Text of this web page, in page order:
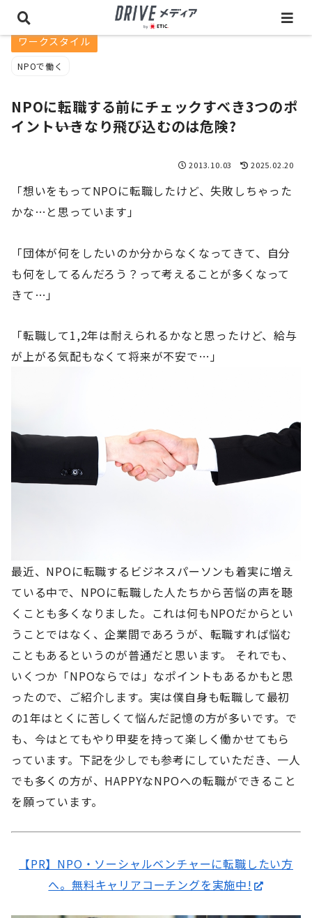
ワークスタイル
NPOで働く
NPOに転職する前にチェックすべき3つのポ
イント――いきなり飛び込むのは危険?
2013.10.03 2025.02.20
「想いをもってNPOに転職したけど、失敗しちゃった
かな…と思っています」
「団体が何をしたいのか分からなくなってきて、自分
も何をしてるんだろう？って考えることが多くなって
きて…」
「転職して1,2年は耐えられるかなと思ったけど、給与
が上がる気配もなくて将来が不安で…」
最近、NPOに転職するビジネスパーソンも着実に増え
ている中で、NPOに転職した人たちから苦悩の声を聴
くことも多くなりました。これは何もNPOだからとい
うことではなく、企業間であろうが、転職すれば悩む
こともあるというのが普通だと思います。 それでも、
いくつか「NPOならでは」なポイントもあるかもと思
ったので、ご紹介します。実は僕自身も転職して最初
の1年はとくに苦しくて悩んだ記憶の方が多いです。で
も、今はとてもやり甲斐を持って楽しく働かせてもら
っています。下記を少しでも参考にしていただき、一人
でも多くの方が、HAPPYなNPOへの転職ができること
を願っています。
【PR】NPO・ソーシャルベンチャーに転職したい方
へ。無料キャリアコーチングを実施中!